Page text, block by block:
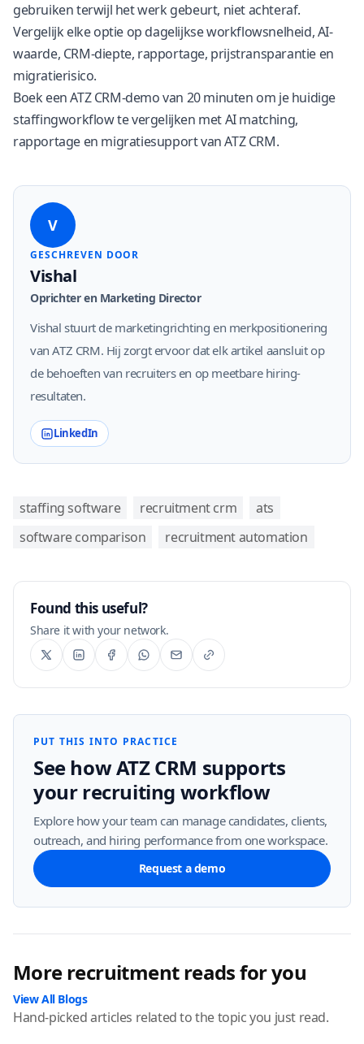
gebruiken terwijl het werk gebeurt, niet achteraf.
Vergelijk elke optie op dagelijkse workflowsnelheid, AI-
waarde, CRM-diepte, rapportage, prijstransparantie en
migratierisico.
Boek eenATZ CRM-demo van 20 minuten om je huidige
staffingworkflow te vergelijken met AI matching,
rapportage en migratiesupport van ATZ CRM.
V
GESCHREVEN DOOR
Vishal
Oprichter en Marketing Director
Vishal stuurt de marketingrichting en merkpositionering
van ATZ CRM. Hij zorgt ervoor dat elk artikel aansluit op
de behoeften van recruiters en op meetbare hiring-
resultaten.
LinkedIn
staffing software recruitment crm
ats
software comparison
recruitment automation
Found this useful?
Share it with your network.
PUT THIS INTO PRACTICE
See how ATZ CRM supports
your recruiting workflow
Explore how your team can manage candidates, clients,
outreach, and hiring performance from one workspace.
Request a demo
More recruitment reads for you
View All Blogs
Hand-picked articles related to the topic you just read.